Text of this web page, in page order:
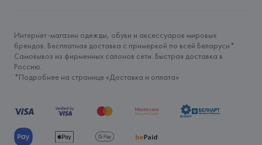
Интернет-магазин одежды, обуви и аксессуаров мировых
брендов. Бесплатная доставка с примеркой по всей Беларуси*.
Самовывоз из фирменных салонов сети. Быстрая доставка в
Россию.
*Подробнее на странице «Доставка и оплата»